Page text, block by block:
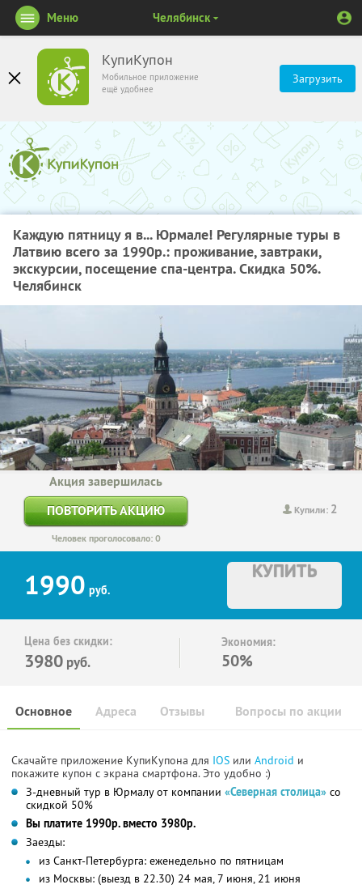
КупиКупон
Мобильное приложение
ещё удобнее
Загрузить
Меню Челябинск
Каждую пятницу я в... Юрмале! Регулярные туры в
Латвию всего за 1990р.: проживание, завтраки,
экскурсии, посещение спа-центра. Скидка 50%.
Челябинск
Купили: 2
Акция завершилась
ПОВТОРИТЬ АКЦИЮ
Человек проголосовало: 0
1990 руб.
КУПИТЬ
Цена без скидки:
3980 руб.
Экономия:
50%
Основное Отзывы Вопросы по акции
Адреса
Скачайте приложение КупиКупона для IOS или Android и
покажите купон с экрана смартфона. Это удобно :)
З-дневный тур в Юрмалу от компании «Северная столица» со
скидкой 50%
Вы платите 1990р. вместо 3980р.
Заезды:
из Санкт-Петербурга: еженедельно по пятницам
из Москвы: (выезд в 22.30) 24 мая, 7 июня, 21 июня